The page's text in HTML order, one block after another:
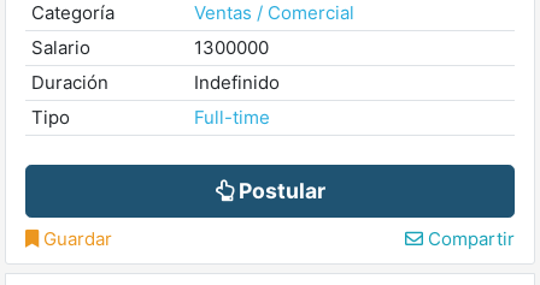
Categoría
Ventas / Comercial
Salario
1300000
Duración
Indefinido
Tipo
Full-time
Postular
Guardar Compartir